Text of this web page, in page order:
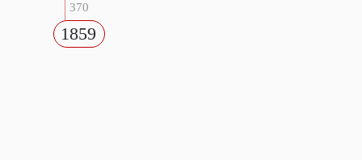
370
1859